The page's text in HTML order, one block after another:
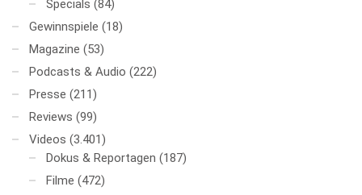
Specials (84)
Gewinnspiele (18)
Magazine (53)
Podcasts & Audio (222)
Presse (211)
Reviews (99)
Videos (3.401)
Dokus & Reportagen (187)
Filme (472)